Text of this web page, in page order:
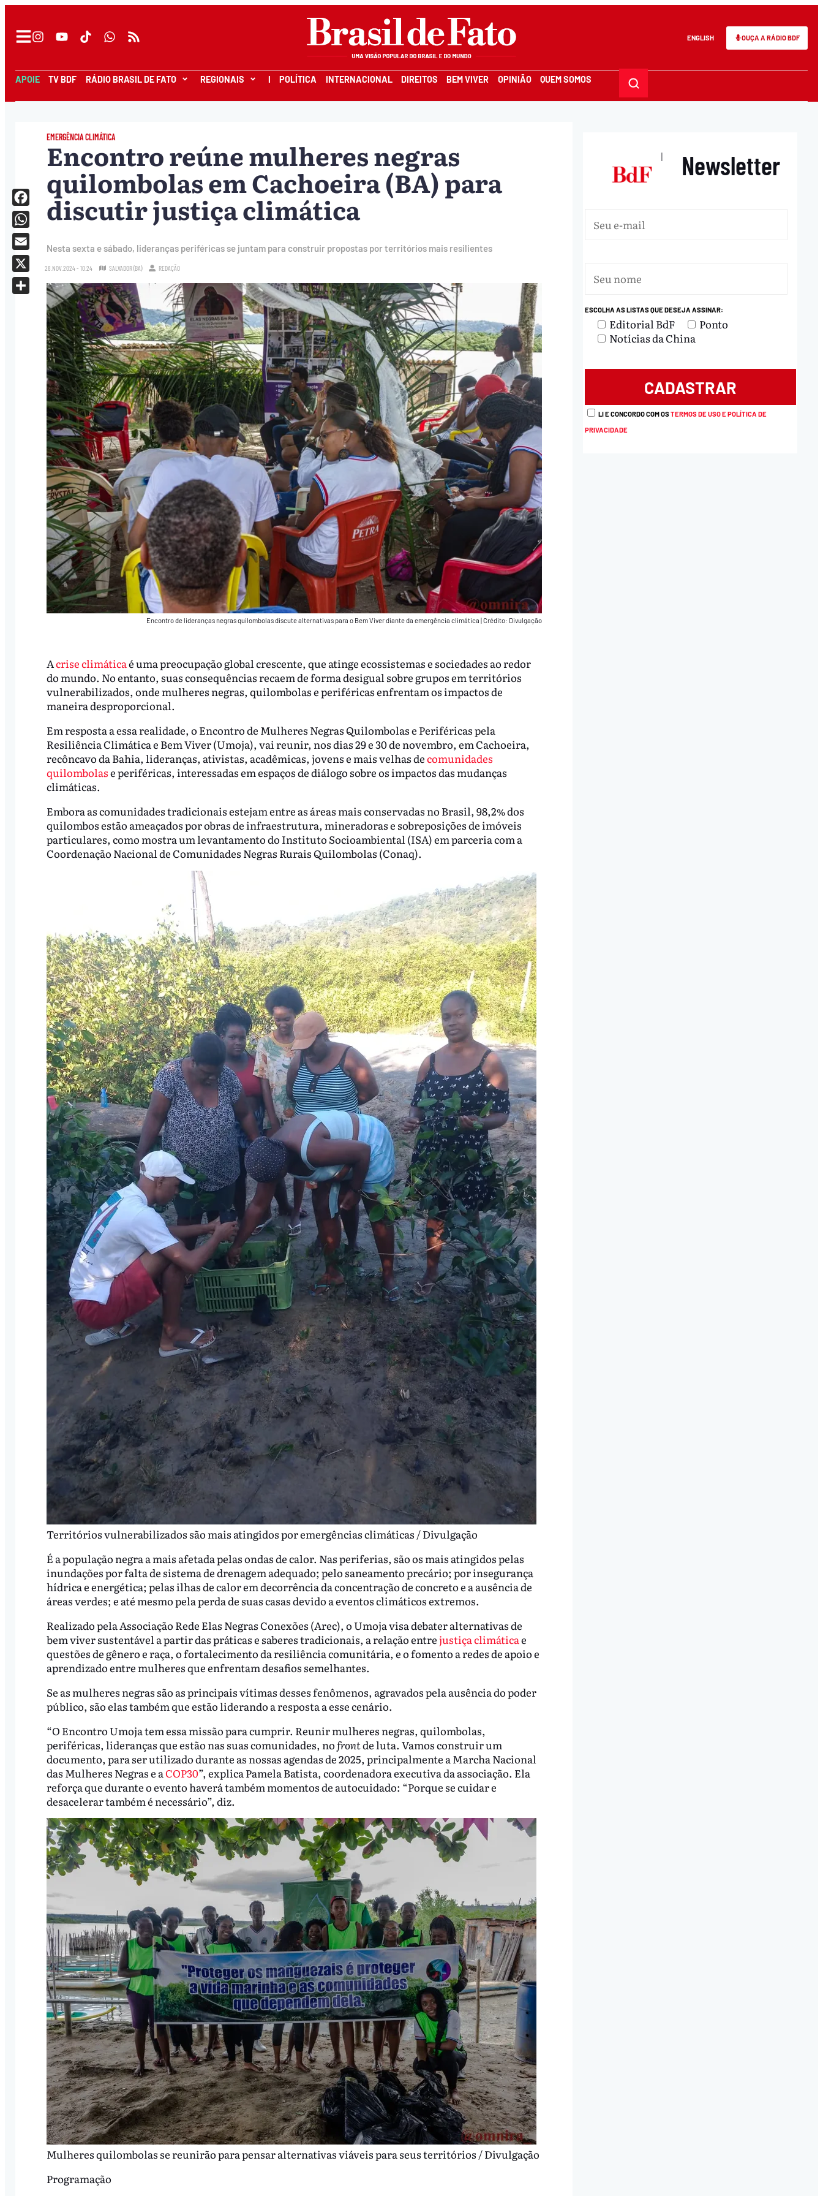
ENGLISH OUÇA A RÁDIO BDF
APOIE TV BDF RÁDIO BRASIL DE FATO REGIONAIS I POLÍTICA INTERNACIONAL DIREITOS BEM VIVER OPINIÃO QUEM SOMOS
EMERGÊNCIA CLIMÁTICA
Encontro reúne mulheres negras
quilombolas em Cachoeira (BA) para
discutir justiça climática
Nesta sexta e sábado, lideranças periféricas se juntam para construir propostas por territórios mais resilientes
28.NOV.2024 - 10:24 SALVADOR (BA) REDAÇÃO
Encontro de lideranças negras quilombolas discute alternativas para o Bem Viver diante da emergência climática |Crédito: Divulgação
Acrise climáticaé uma preocupação global crescente, que atinge ecossistemas e sociedades ao redor
do mundo. No entanto, suas consequências recaem de forma desigual sobre grupos em territórios
vulnerabilizados, onde mulheres negras, quilombolas e periféricas enfrentam os impactos de
maneira desproporcional.
Em resposta a essa realidade, o Encontro de Mulheres Negras Quilombolas e Periféricas pela
Resiliência Climática e Bem Viver (Umoja), vai reunir, nos dias 29 e 30 de novembro, em Cachoeira,
recôncavo da Bahia, lideranças, ativistas, acadêmicas, jovens e mais velhas decomunidades
quilombolase periféricas, interessadas em espaços de diálogo sobre os impactos das mudanças
climáticas.
Embora as comunidades tradicionais estejam entre as áreas mais conservadas no Brasil, 98,2% dos
quilombos estão ameaçados por obras de infraestrutura, mineradoras e sobreposições de imóveis
particulares, como mostra um levantamento do Instituto Socioambiental (ISA) em parceria com a
Coordenação Nacional de Comunidades Negras Rurais Quilombolas (Conaq).
Territórios vulnerabilizados são mais atingidos por emergências climáticas / Divulgação
É a população negra a mais afetada pelas ondas de calor. Nas periferias, são os mais atingidos pelas
inundações por falta de sistema de drenagem adequado; pelo saneamento precário; por insegurança
hídrica e energética; pelas ilhas de calor em decorrência da concentração de concreto e a ausência de
áreas verdes; e até mesmo pela perda de suas casas devido a eventos climáticos extremos.
Realizado pela Associação Rede Elas Negras Conexões (Arec), o Umoja visa debater alternativas de
bem viver sustentável a partir das práticas e saberes tradicionais, a relação entrejustiça climáticae
questões de gênero e raça, o fortalecimento da resiliência comunitária, e o fomento a redes de apoio e
aprendizado entre mulheres que enfrentam desafios semelhantes.
Se as mulheres negras são as principais vítimas desses fenômenos, agravados pela ausência do poder
público, são elas também que estão liderando a resposta a esse cenário.
“O Encontro Umoja tem essa missão para cumprir. Reunir mulheres negras, quilombolas,
periféricas, lideranças que estão nas suas comunidades, nofrontde luta. Vamos construir um
documento, para ser utilizado durante as nossas agendas de 2025, principalmente a Marcha Nacional
das Mulheres Negras e aCOP30”, explica Pamela Batista, coordenadora executiva da associação. Ela
reforça que durante o evento haverá também momentos de autocuidado: “Porque se cuidar e
desacelerar também é necessário”, diz.
Mulheres quilombolas se reunirão para pensar alternativas viáveis para seus territórios / Divulgação
Programação
Facebook
WhatsApp
Email
X
| Newsletter
ESCOLHA AS LISTAS QUE DESEJA ASSINAR:
Editorial BdF
Ponto
Notícias da China
LI E CONCORDO COM OSTERMOS DE USO E POLÍTICA DE
PRIVACIDADE